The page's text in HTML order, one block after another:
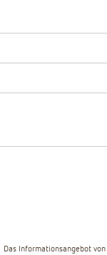
Das Informationsangebot von